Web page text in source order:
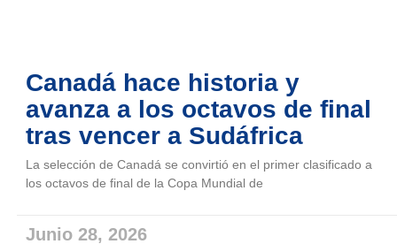
Canadá hace historia y
avanza a los octavos de final
tras vencer a Sudáfrica
La selección de Canadá se convirtió en el primer clasificado a
los octavos de final de la Copa Mundial de
Junio 28, 2026